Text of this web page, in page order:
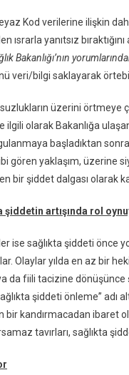
Kod verilerine ilişkin
ısrarla yanıtsız
Bakanlığı’nın
veri/bilgi saklayarak
üzerini örtmeye
olarak Bakanlığa
başladıktan
gören yaklaşım,
şiddet dalgası olarak
şiddetin artışında rol
ise sağlıkta şiddeti önce
Olaylar yılda en az bir
da fiili tacizine dönüşünce
şiddeti önleme” adı
kandırmacadan ibaret
tavırları, sağlıkta